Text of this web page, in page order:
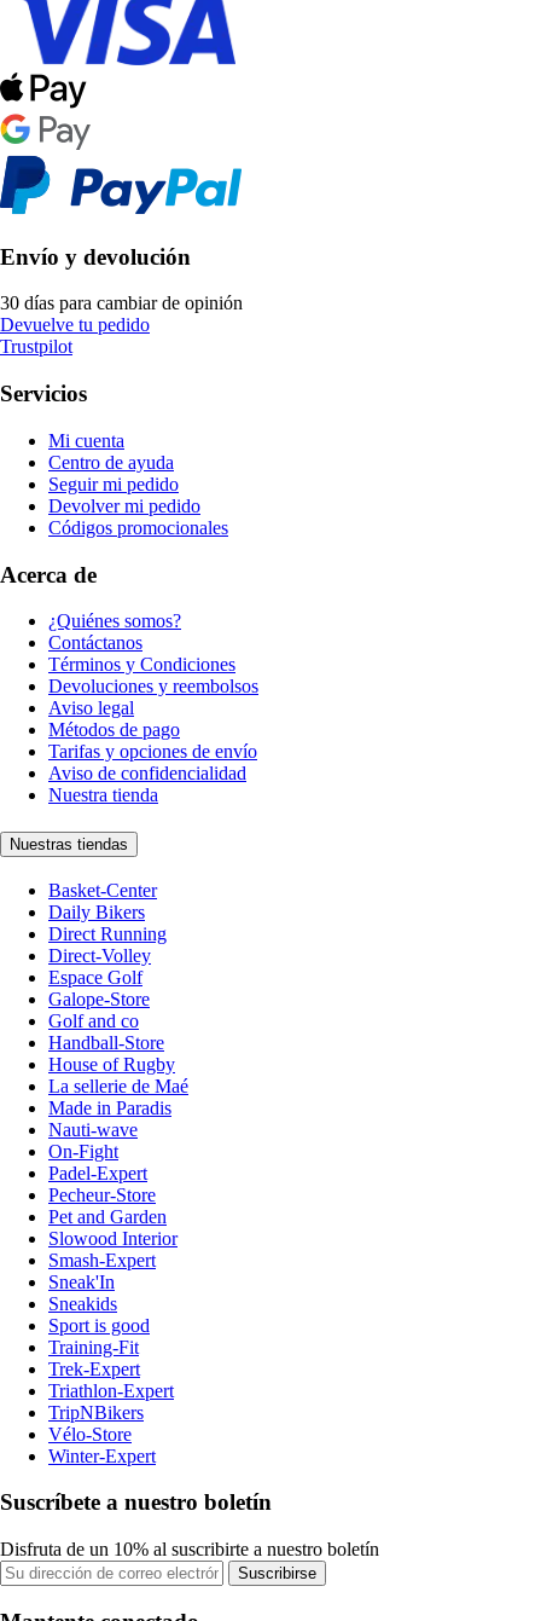
Envío y devolución
30 días para cambiar de opinión
Devuelve tu pedido
Trustpilot
Servicios
Mi cuenta
Centro de ayuda
Seguir mi pedido
Devolver mi pedido
Códigos promocionales
Acerca de
¿Quiénes somos?
Contáctanos
Términos y Condiciones
Devoluciones y reembolsos
Aviso legal
Métodos de pago
Tarifas y opciones de envío
Aviso de confidencialidad
Nuestra tienda
Nuestras tiendas
Basket-Center
Daily Bikers
Direct Running
Direct-Volley
Espace Golf
Galope-Store
Golf and co
Handball-Store
House of Rugby
La sellerie de Maé
Made in Paradis
Nauti-wave
On-Fight
Padel-Expert
Pecheur-Store
Pet and Garden
Slowood Interior
Smash-Expert
Sneak'In
Sneakids
Sport is good
Training-Fit
Trek-Expert
Triathlon-Expert
TripNBikers
Vélo-Store
Winter-Expert
Suscríbete a nuestro boletín
Disfruta de un 10% al suscribirte a nuestro boletín
Suscribirse